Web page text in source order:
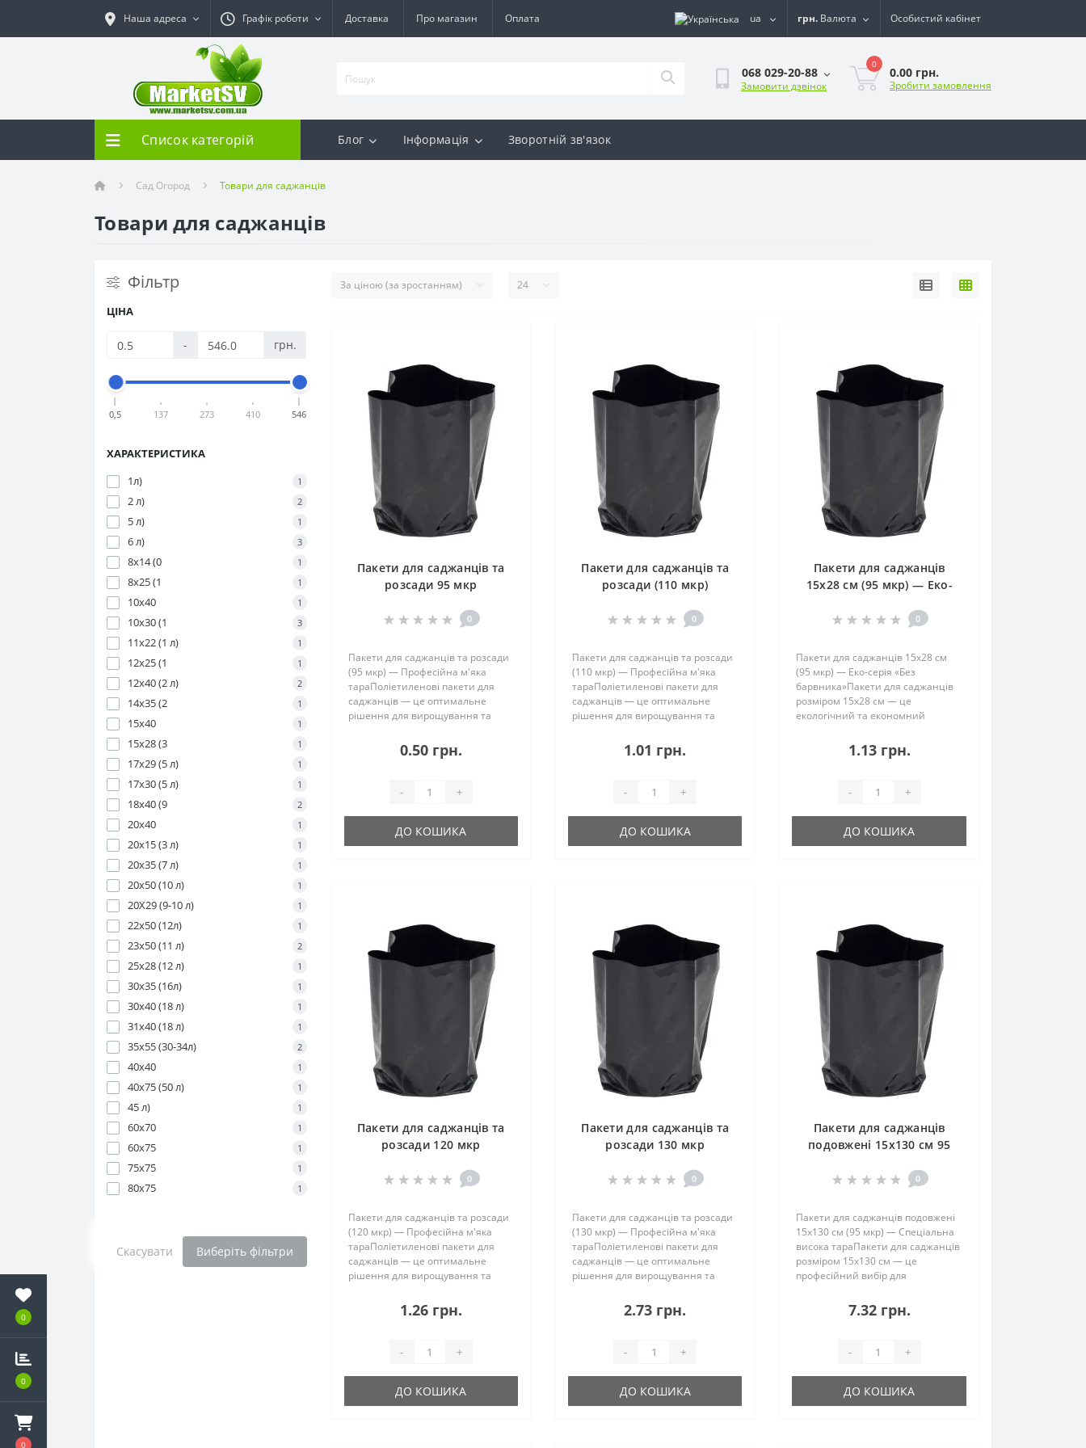
0
0
0
Наша адреса Графік роботи Доставка Про магазин Оплата ua грн. Валюта Особистий кабінет
068 029-20-88
Замовити дзвінок
0
0.00 грн.
Зробити замовлення
Список категорій Блог Інформація Зворотній зв'язок
Сад Огород Товари для саджанців
Товари для саджанців
Фільтр
ЦІНА
- грн.
0,5 137 273 410 546
ХАРАКТЕРИСТИКА
1л)
1
2 л) 2
5 л) 1
6 л) 3
8х14 (0 1
8х25 (1 1
10х40 1
10х30 (1 3
11х22 (1 л) 1
12х25 (1 1
12х40 (2 л) 2
14х35 (2 1
15х40 1
15х28 (3 1
17х29 (5 л) 1
17х30 (5 л) 1
18х40 (9 2
20х40 1
20х15 (3 л) 1
20х35 (7 л) 1
20х50 (10 л) 1
20Х29 (9-10 л) 1
22х50 (12л) 1
23х50 (11 л) 2
25х28 (12 л) 1
30х35 (16л) 1
30х40 (18 л) 1
31х40 (18 л) 1
35х55 (30-34л) 2
40х40 1
40х75 (50 л) 1
45 л) 1
60х70 1
60х75 1
75х75 1
80х75 1
Скасувати Виберіть фільтри
Пакети для саджанців та
розсади 95 мкр
0
Пакети для саджанців та розсади
(95 мкр) — Професійна м'яка
тараПоліетиленові пакети для
саджанців — це оптимальне
рішення для вирощування та
щільність плівки (110 мікрон)
дозволяє використовувати їх як
0.50 грн.
- +
ДО КОШИКА
Пакети для саджанців та
розсади (110 мкр)
0
Пакети для саджанців та розсади
(110 мкр) — Професійна м'яка
тараПоліетиленові пакети для
саджанців — це оптимальне
рішення для вирощування та
щільність плівки (110 мікрон)
дозволяє використовувати їх як
1.01 грн.
- +
ДО КОШИКА
Пакети для саджанців
15х28 см (95 мкр) — Еко-
0
Пакети для саджанців 15х28 см
(95 мкр) — Еко-серія «Без
барвника»Пакети для саджанців
розміром 15х28 см — це
екологічний та економний
розсади. Виготовлені з прозоро-
матової плівки без додавання
1.13 грн.
- +
ДО КОШИКА
Пакети для саджанців та
розсади 120 мкр
0
Пакети для саджанців та розсади
(120 мкр) — Професійна м'яка
тараПоліетиленові пакети для
саджанців — це оптимальне
рішення для вирощування та
щільність плівки (110 мікрон)
дозволяє використовувати їх як
1.26 грн.
- +
ДО КОШИКА
Пакети для саджанців та
розсади 130 мкр
0
Пакети для саджанців та розсади
(130 мкр) — Професійна м'яка
тараПоліетиленові пакети для
саджанців — це оптимальне
рішення для вирощування та
щільність плівки (110 мікрон)
дозволяє використовувати їх як
2.73 грн.
- +
ДО КОШИКА
Пакети для саджанців
подовжені 15х130 см 95
отворів
0
Пакети для саджанців подовжені
15х130 см (95 мкр) — Спеціальна
висока тараПакети для саджанців
розміром 15х130 см — це
професійний вибір для
кореневою системою. Завдяки
значній висоті та відсутності
7.32 грн.
- +
ДО КОШИКА